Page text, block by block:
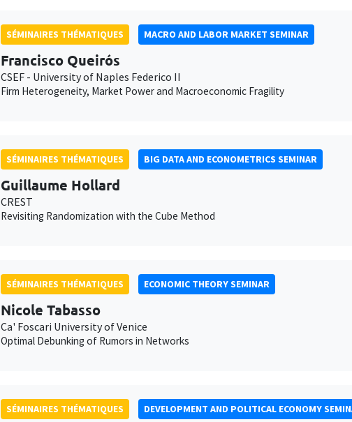
SÉMINAIRES THÉMATIQUES MACRO AND LABOR MARKET SEMINAR
Francisco Queirós
CSEF - University of Naples Federico II
Firm Heterogeneity, Market Power and Macroeconomic Fragility
SÉMINAIRES THÉMATIQUES BIG DATA AND ECONOMETRICS SEMINAR
Guillaume Hollard
CREST
Revisiting Randomization with the Cube Method
SÉMINAIRES THÉMATIQUES ECONOMIC THEORY SEMINAR
Nicole Tabasso
Ca' Foscari University of Venice
Optimal Debunking of Rumors in Networks
SÉMINAIRES THÉMATIQUES DEVELOPMENT AND POLITICAL ECONOMY